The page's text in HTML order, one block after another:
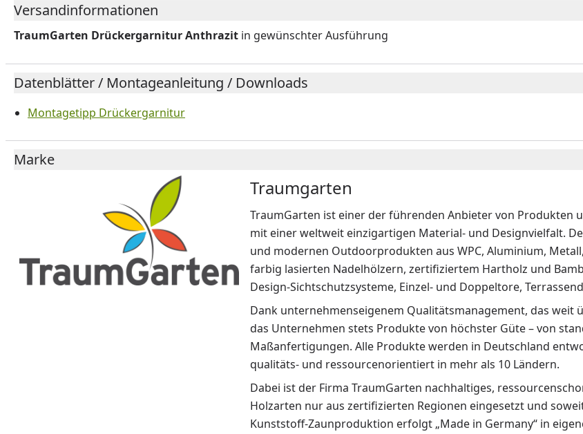
Versandinformationen
TraumGarten Drückergarnitur Anthrazit in gewünschter Ausführung
Datenblätter / Montageanleitung / Downloads
Montagetipp Drückergarnitur
Marke
Traumgarten
TraumGarten ist einer der führenden Anbieter von Produkten
mit einer weltweit einzigartigen Material- und Designvielfalt.
und modernen Outdoorprodukten aus WPC, Aluminium,
farbig lasierten Nadelhölzern, zertifiziertem Hartholz und
Design-Sichtschutzsysteme, Einzel- und Doppeltore,
Dank unternehmenseigenem Qualitätsmanagement, das
das Unternehmen stets Produkte von höchster Güte – von
Maßanfertigungen. Alle Produkte werden in Deutschland
qualitäts- und ressourcenorientiert in mehr als 10 Ländern.
Dabei ist der Firma TraumGarten nachhaltiges,
Holzarten nur aus zertifizierten Regionen eingesetzt und
Kunststoff-Zaunproduktion erfolgt „Made in Germany“ in